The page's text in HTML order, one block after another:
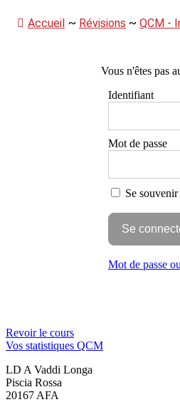
Accueil ~ Révisions ~ QCM -
Vous n'êtes pas
Identifiant
Mot de passe
Se
Mot de passe
Revoir le cours
Vos statistiques QCM
LD A Vaddi Longa
Piscia Rossa
20167 AFA